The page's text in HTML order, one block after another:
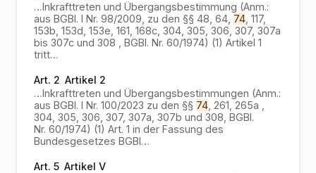
…Inkrafttreten und Übergangsbestimmung (Anm.:
aus BGBl. I Nr. 98/2009, zu den §§ 48, 64, 74 , 117,
153b, 153d, 153e, 161, 168c, 304, 305, 306, 307, 307a
bis 307c und 308 , BGBl. Nr. 60/1974) (1) Artikel 1
tritt…
Art. 2 Artikel 2
…Inkrafttreten und Übergangsbestimmungen (Anm.:
aus BGBl. I Nr. 100/2023 zu den §§ 74 , 261, 265a ,
304, 305, 306, 307, 307a, 307b und 308, BGBl.
Nr. 60/1974) (1) Art. 1 in der Fassung des
Bundesgesetzes BGBl…
Art. 5 Artikel V